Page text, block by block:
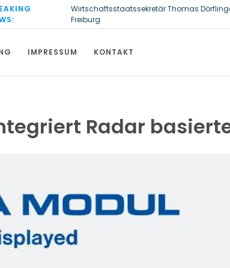
Wirtschaftsstaatssekretär Thomas
Freiburg
Ultraschallzahnbürste für Hund und Katze
IMPRESSUM KONTAKT
Radar